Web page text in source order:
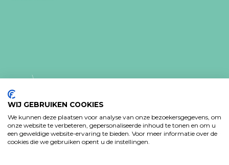
PRIVACY VERKLARING
WIJ GEBRUIKEN COOKIES
We kunnen deze plaatsen voor analyse van onze bezoekersgegevens, om
onze website te verbeteren, gepersonaliseerde inhoud te tonen en om u
een geweldige website-ervaring te bieden. Voor meer informatie over de
cookies die we gebruiken opent u de instellingen.